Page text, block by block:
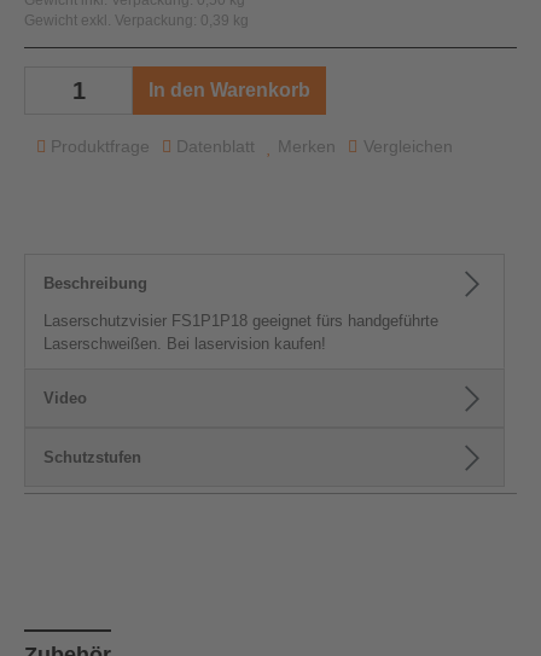
Gewicht exkl. Verpackung: 0,39 kg
In den Warenkorb
Produktfrage Merken Vergleichen
Datenblatt
Beschreibung
Laserschutzvisier FS1P1P18 geeignet fürs handgeführte
Laserschweißen. Bei laservision kaufen!
Video
Schutzstufen